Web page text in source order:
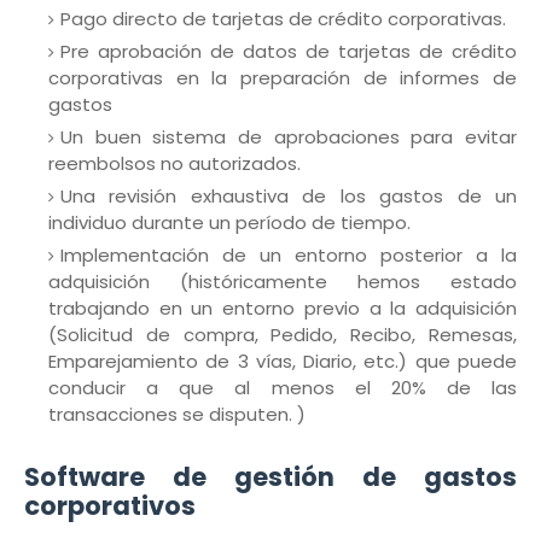
Pago directo de tarjetas de crédito corporativas.
Pre aprobación de datos de tarjetas de crédito
corporativas en la preparación de informes de
gastos
Un buen sistema de aprobaciones para evitar
reembolsos no autorizados.
Una revisión exhaustiva de los gastos de un
individuo durante un período de tiempo.
Implementación de un entorno posterior a la
adquisición (históricamente hemos estado
trabajando en un entorno previo a la adquisición
(Solicitud de compra, Pedido, Recibo, Remesas,
Emparejamiento de 3 vías, Diario, etc.) que puede
conducir a que al menos el 20% de las
transacciones se disputen. )
Software de gestión de gastos
corporativos